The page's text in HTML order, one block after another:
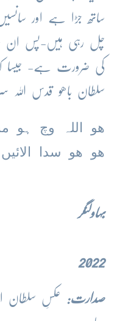
ساتھ جڑا ہے اور
چل رہی ہیں-پس ان
کی ضرورت ہے- جیسا
سلطان باھو قدس اللہ
ھو اللہ وچ ہو
ھو ھو سدا
2022
صدارت: عکسِ سلطان